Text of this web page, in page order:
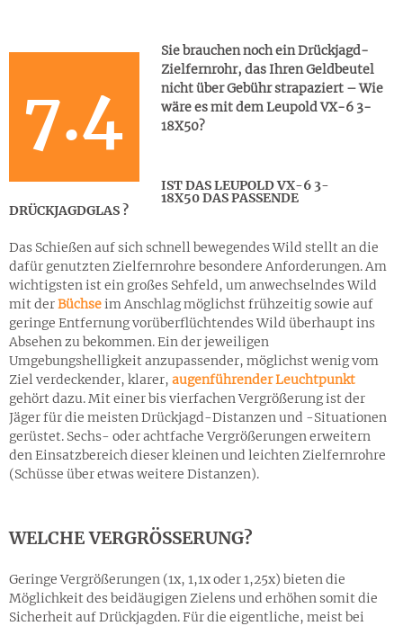
7.4
Sie brauchen noch ein Drückjagd-
Zielfernrohr, das Ihren Geldbeutel
nicht über Gebühr strapaziert – Wie
wäre es mit dem Leupold VX-6 3-
18X50?
IST DAS LEUPOLD VX-6 3-
18X50 DAS PASSENDE
DRÜCKJAGDGLAS ?
Das Schießen auf sich schnell bewegendes Wild stellt an die
dafür genutzten Zielfernrohre besondere Anforderungen. Am
wichtigsten ist ein großes Sehfeld, um anwechselndes Wild
mit derBüchseim Anschlag möglichst frühzeitig sowie auf
geringe Entfernung vorüberflüchtendes Wild überhaupt ins
Absehen zu bekommen. Ein der jeweiligen
Umgebungshelligkeit anzupassender, möglichst wenig vom
Ziel verdeckender, klarer, augenführender Leuchtpunkt
gehört dazu. Mit einer bis vierfachen Vergrößerung ist der
Jäger für die meisten Drückjagd-Distanzen und -Situationen
gerüstet. Sechs- oder achtfache Vergrößerungen erweitern
den Einsatzbereich dieser kleinen und leichten Zielfernrohre
(Schüsse über etwas weitere Distanzen).
WELCHE VERGRÖSSERUNG?
Geringe Vergrößerungen (1x, 1,1x oder 1,25x) bieten die
Möglichkeit des beidäugigen Zielens und erhöhen somit die
Sicherheit auf Drückjagden. Für die eigentliche, meist bei